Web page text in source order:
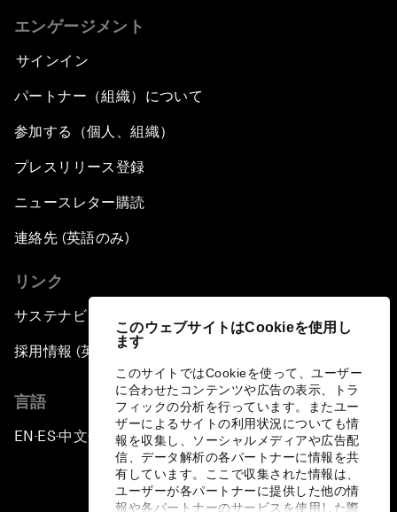
このウェブサイトはCookieを使用し
ます
このサイトではCookieを使って、ユーザー
に合わせたコンテンツや広告の表示、トラ
フィックの分析を行っています。またユー
ザーによるサイトの利用状況についても情
報を収集し、ソーシャルメディアや広告配
信、データ解析の各パートナーに情報を共
有しています。ここで収集された情報は、
ユーザーが各パートナーに提供した他の情
報や各パートナーのサービスを使用した際
エンゲージメント
サインイン
パートナー（組織）について
参加する（個人、組織）
プレスリリース登録
ニュースレター購読
連絡先 (英語のみ)
リンク
サステナビリティへの取り組み
採用情報 (英語のみ)
言語
EN ▪ES▪中文▪ 日本語